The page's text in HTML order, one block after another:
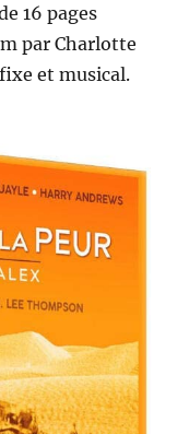
16 pages
par Charlotte
et musical.